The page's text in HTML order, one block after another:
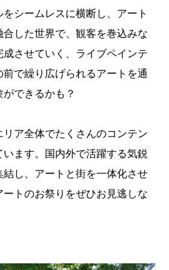
シームレスに横断し、アート
した世界で、観客を巻込みな
させていく、ライブペインテ
で繰り広げられるアートを通
できるかも？
ア全体でたくさんのコンテン
ます。国内外で活躍する気鋭
し、アートと街を一体化させ
トのお祭りをぜひお見逃しな